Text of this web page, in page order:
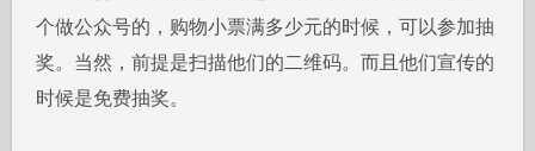
个做公众号的，购物小票满多少元的时候，可以参加抽
奖。当然，前提是扫描他们的二维码。而且他们宣传的
时候是免费抽奖。